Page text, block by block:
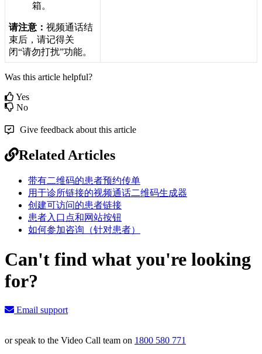
箱。
请注意 ：视频通话结
束后 ，请记得关
闭“请勿打扰”功能。
Was this article helpful?
Yes
No
Give feedback about this article
Related Articles
带有二维码的患者预约传单
用于诊所链接的视频通话二维码生成器
创建可访问的患者链接
患者入口点和网站按钮
如何参加咨询（针对患者）
Can't find what you're looking
for?
Email support
or speak to the Video Call team on 1800 580 771